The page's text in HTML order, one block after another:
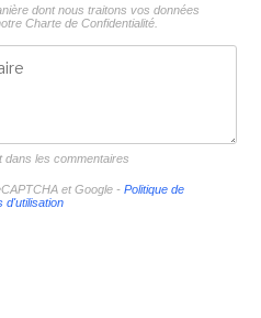
dont nous traitons vos données
Charte de Confidentialité.
dans les commentaires
et Google - Politique de
d'utilisation